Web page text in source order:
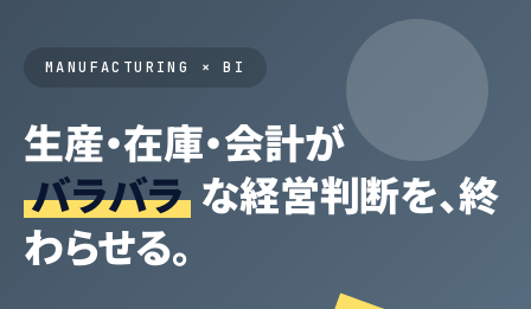
MANUFACTURING × BI
生産・在庫・会計が
バラバラ な経営判断を、終
わらせる。